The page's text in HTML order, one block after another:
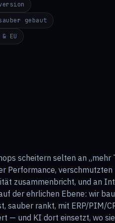
gebaut
EU
scheitern selten an
Performance,
zusammenbricht, und an
der ehrlichen Ebene: wir
sauber rankt, mit ERP/PIM/
— und KI dort einsetzt, wo